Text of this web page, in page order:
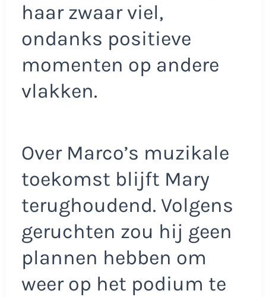
haar zwaar viel,
ondanks positieve
momenten op andere
vlakken.
Over Marco’s muzikale
toekomst blijft Mary
terughoudend. Volgens
geruchten zou hij geen
plannen hebben om
weer op het podium te